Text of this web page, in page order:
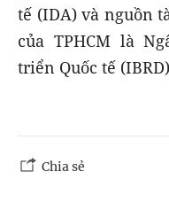
tế (IDA) và nguồn
của TPHCM là
triển Quốc tế
Chia sẻ